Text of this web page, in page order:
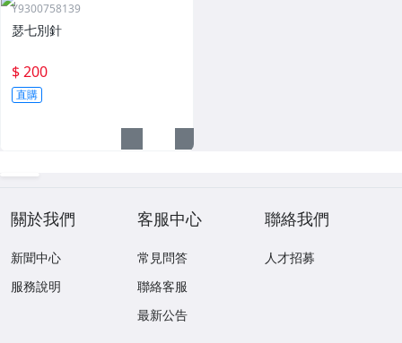
Y9300758139
瑟七別針
$ 200
直購
關於我們
新聞中心
服務說明
客服中心
常見問答
聯絡客服
最新公告
聯絡我們
人才招募